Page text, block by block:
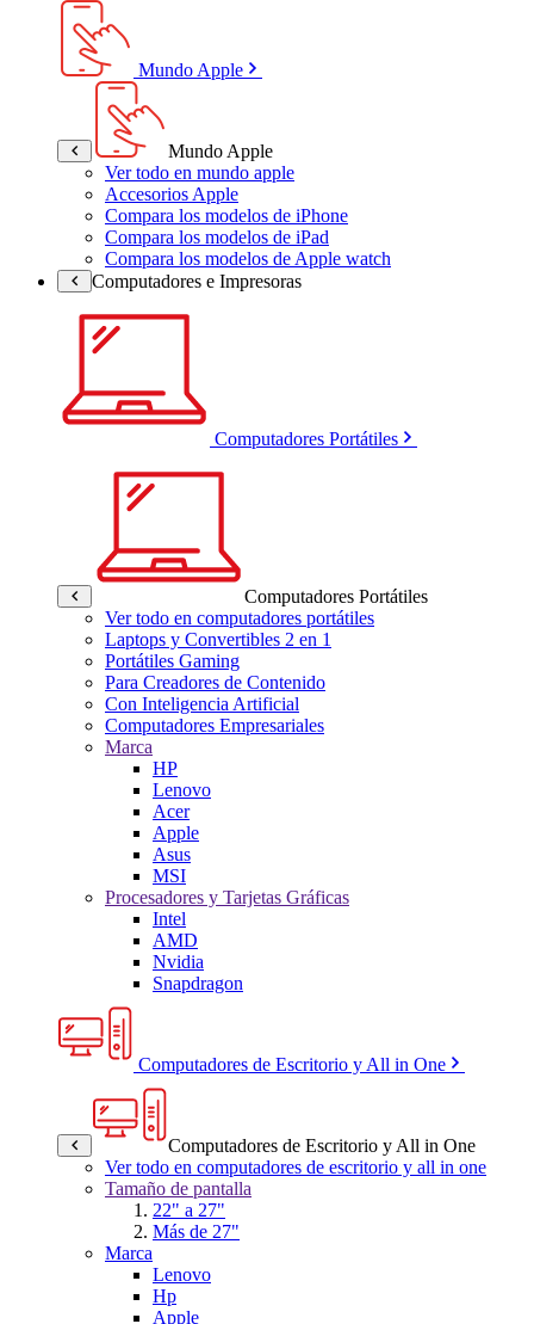
Mundo Apple
Mundo Apple
Ver todo en mundo apple
Accesorios Apple
Compara los modelos de iPhone
Compara los modelos de iPad
Compara los modelos de Apple watch
Computadores e Impresoras
Computadores Portátiles
Computadores Portátiles
Ver todo en computadores portátiles
Laptops y Convertibles 2 en 1
Portátiles Gaming
Para Creadores de Contenido
Con Inteligencia Artificial
Computadores Empresariales
Marca
HP
Lenovo
Acer
Apple
Asus
MSI
Procesadores y Tarjetas Gráficas
Intel
AMD
Nvidia
Snapdragon
Computadores de Escritorio y All in One
Computadores de Escritorio y All in One
Ver todo en computadores de escritorio y all in one
Tamaño de pantalla
22" a 27"
Más de 27"
Marca
Lenovo
Hp
Apple